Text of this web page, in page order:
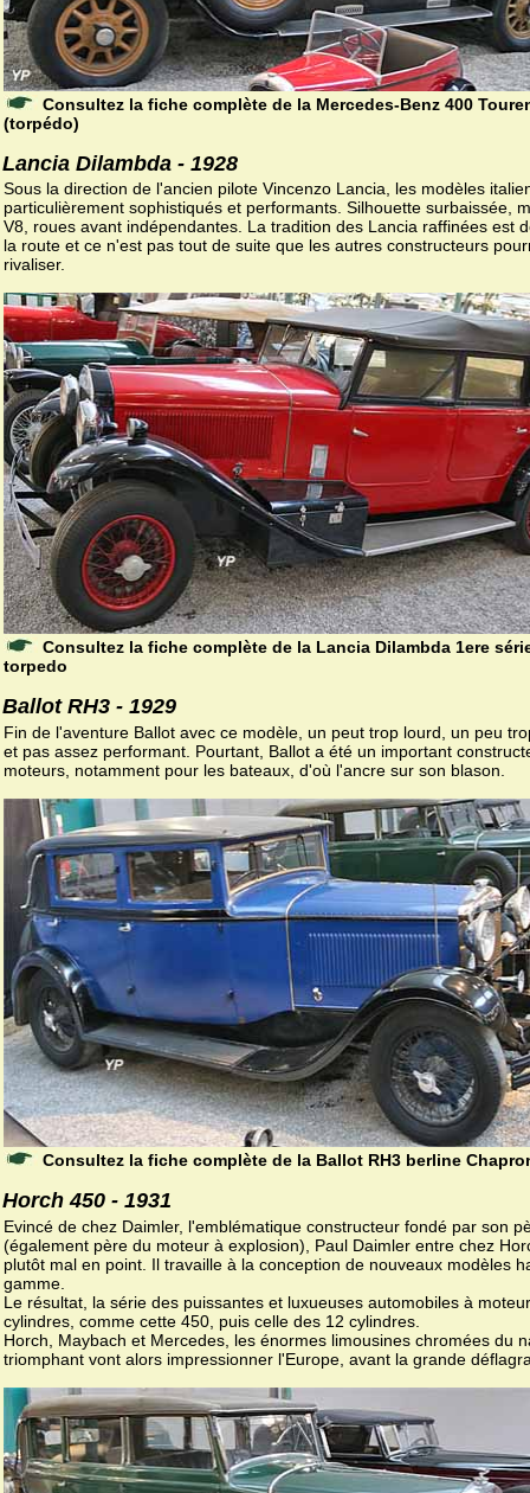
Consultez la fiche complète de la Mercedes-Benz 400
(torpédo)
Lancia Dilambda - 1928
Sous la direction de l'ancien pilote Vincenzo Lancia, les modèles
particulièrement sophistiqués et performants. Silhouette surbaissée,
V8, roues avant indépendantes. La tradition des Lancia raffinées est
la route et ce n'est pas tout de suite que les autres constructeurs
rivaliser.
Consultez la fiche complète de la Lancia Dilambda 1ere
torpedo
Ballot RH3 - 1929
Fin de l'aventure Ballot avec ce modèle, un peut trop lourd, un peu
et pas assez performant. Pourtant, Ballot a été un important
moteurs, notamment pour les bateaux, d'où l'ancre sur son blason.
Consultez la fiche complète de la Ballot RH3 berline
Horch 450 - 1931
Evincé de chez Daimler, l'emblématique constructeur fondé par son
(également père du moteur à explosion), Paul Daimler entre chez
plutôt mal en point. Il travaille à la conception de nouveaux modèles
gamme.
Le résultat, la série des puissantes et luxueuses automobiles à
cylindres, comme cette 450, puis celle des 12 cylindres.
Horch, Maybach et Mercedes, les énormes limousines chromées du
triomphant vont alors impressionner l'Europe, avant la grande